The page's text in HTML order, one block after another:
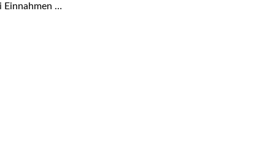
Einnahmen …